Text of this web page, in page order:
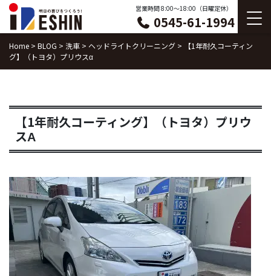
Skip
content
営業時間 8:00〜18:00（日曜定休）
0545-61-1994
Home > BLOG > 洗車 > ヘッドライトクリーニング >
【1年耐久コーティン
グ】（トヨタ）プリウスα
【1年耐久コーティング】（トヨタ）プリウ
スΑ